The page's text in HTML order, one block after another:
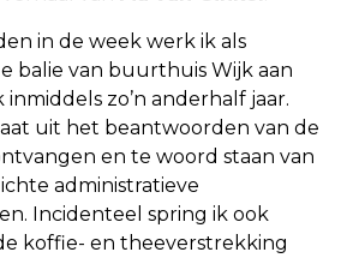
in de week werk ik als
balie van buurthuis Wijk aan
inmiddels zo’n anderhalf jaar.
uit het beantwoorden van de
en te woord staan van
administratieve
Incidenteel spring ik ook
koffie- en theeverstrekking